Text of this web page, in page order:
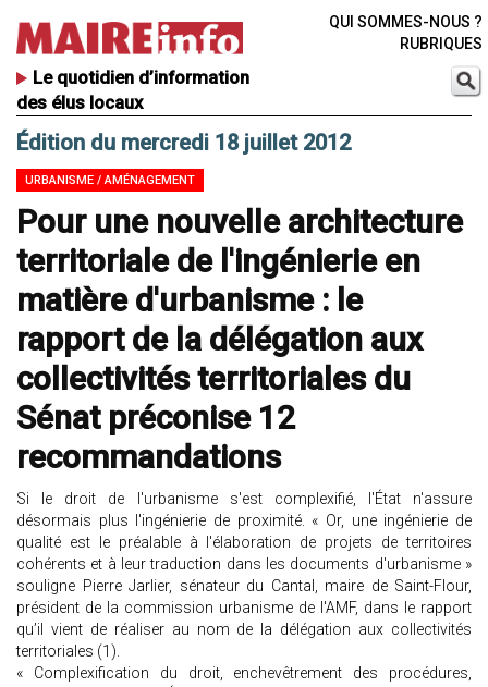
Le quotidien d’information
des élus locaux
QUI SOMMES-NOUS ?
RUBRIQUES
Édition du mercredi 18 juillet 2012
URBANISME / AMÉNAGEMENT
Pour une nouvelle architecture
territoriale de l'ingénierie en
matière d'urbanisme : le
rapport de la délégation aux
collectivités territoriales du
Sénat préconise 12
recommandations
Si le droit de l'urbanisme s'est complexifié, l'État n'assure
désormais plus l'ingénierie de proximité. « Or, une ingénierie de
qualité est le préalable à l'élaboration de projets de territoires
cohérents et à leur traduction dans les documents d'urbanisme »
souligne Pierre Jarlier, sénateur du Cantal, maire de Saint-Flour,
président de la commission urbanisme de l'AMF, dans le rapport
qu’il vient de réaliser au nom de la délégation aux collectivités
territoriales (1).
« Complexification du droit, enchevêtrement des procédures,